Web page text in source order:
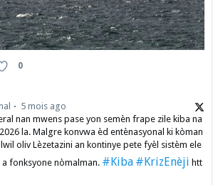
0
5 mois ago
nan mwens pase yon semèn frape zile kiba na
la. Malgre konvwa èd entènasyonal ki kòman
oliv Lèzetazini an kontinye pete fyèl sistèm ele
fonksyone nòmalman. #Kiba #KrizEnèji htt